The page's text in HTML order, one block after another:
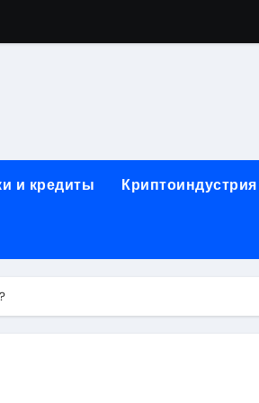
для ногтевого сервиса,
шнура разных
профессий онлайн
и виды
до противопожарных
и кредиты Криптоиндустрия